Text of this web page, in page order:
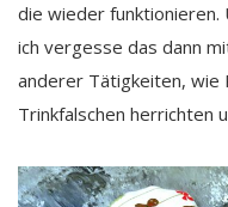
die wieder funktionieren.
ich vergesse das dann
anderer Tätigkeiten, wie
Trinkfalschen herrichten